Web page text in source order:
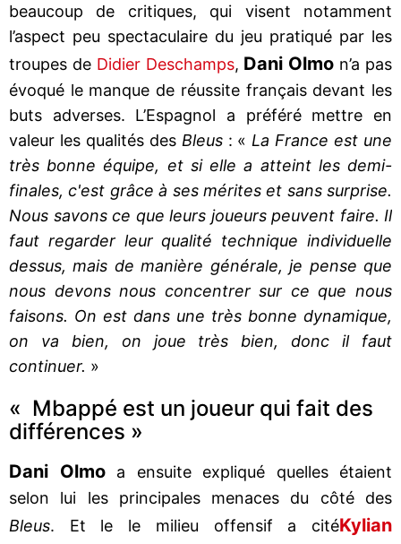
beaucoup de critiques, qui visent notamment
l’aspect peu spectaculaire du jeu pratiqué par les
troupes de Didier Deschamps, Dani Olmo n’a pas
évoqué le manque de réussite français devant les
buts adverses. L’Espagnol a préféré mettre en
valeur les qualités des Bleus: « La France est une
très bonne équipe, et si elle a atteint les demi-
finales, c'est grâce à ses mérites et sans surprise.
Nous savons ce que leurs joueurs peuvent faire. Il
faut regarder leur qualité technique individuelle
dessus, mais de manière générale, je pense que
nous devons nous concentrer sur ce que nous
faisons. On est dans une très bonne dynamique,
on va bien, on joue très bien, donc il faut
continuer. »
« Mbappé est un joueur qui fait des
différences »
Dani Olmoa ensuite expliqué quelles étaient
selon lui les principales menaces du côté des
Bleus. Et le le milieu offensif a citéKylian